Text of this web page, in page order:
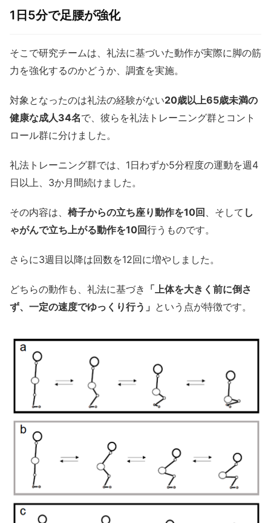
1日5分で足腰が強化
そこで研究チームは、礼法に基づいた動作が実際に脚の筋
力を強化するのかどうか、調査を実施。
対象となったのは礼法の経験がない20歳以上65歳未満の
健康な成人34名で、彼らを礼法トレーニング群とコント
ロール群に分けました。
礼法トレーニング群では、1日わずか5分程度の運動を週4
日以上、3か月間続けました。
その内容は、 椅子からの立ち座り動作を10回 、そして し
ゃがんで立ち上がる動作を10回行うものです。
さらに3週目以降は回数を12回に増やしました。
どちらの動作も、礼法に基づき 「上体を大きく前に倒さ
ず、一定の速度でゆっくり行う」 という点が特徴です。